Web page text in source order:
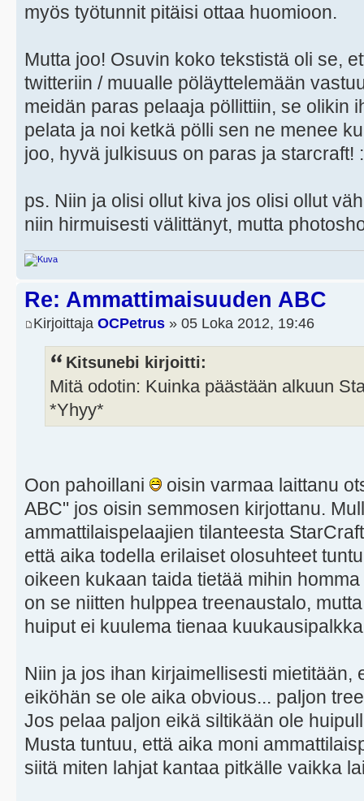
myös työtunnit pitäisi ottaa huomioon.
Mutta joo! Osuvin koko tekstistä oli se,
twitteriin / muualle pöläyttelemään
meidän paras pelaaja pöllittiin, se olikin
pelata ja noi ketkä pölli sen ne menee
joo, hyvä julkisuus on paras ja starcraft!
ps. Niin ja olisi ollut kiva jos olisi ollut
niin hirmuisesti välittänyt, mutta
Re: Ammattimaisuuden ABC
Kirjoittaja OCPetrus » 05 Loka 2012, 19:46
Kitsunebi kirjoitti:
Mitä odotin: Kuinka päästään alkuun
*Yhyy*
Oon pahoillani
oisin varmaa laittanu
ABC" jos oisin semmosen kirjottanu.
ammattilaispelaajien tilanteesta
että aika todella erilaiset olosuhteet
oikeen kukaan taida tietää mihin
on se niitten hulppea treenaustalo,
huiput ei kuulema tienaa
Niin ja jos ihan kirjaimellisesti mietitään,
eiköhän se ole aika obvious... paljon
Jos pelaa paljon eikä siltikään ole
Musta tuntuu, että aika moni
siitä miten lahjat kantaa pitkälle vaikka